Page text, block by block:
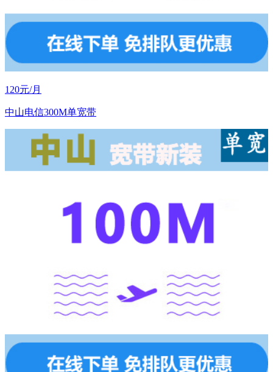
120元/月
中山电信300M单宽带